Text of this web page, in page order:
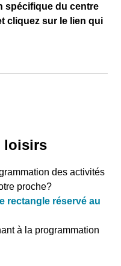
spécifique du centre
cliquez sur le lien qui
loisirs
des activités
proche?
rectangle réservé au
à la programmation